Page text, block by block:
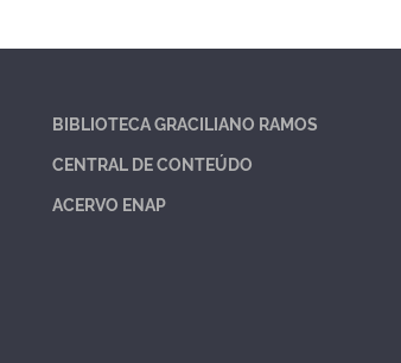
BIBLIOTECA GRACILIANO RAMOS
CENTRAL DE CONTEÚDO
ACERVO ENAP